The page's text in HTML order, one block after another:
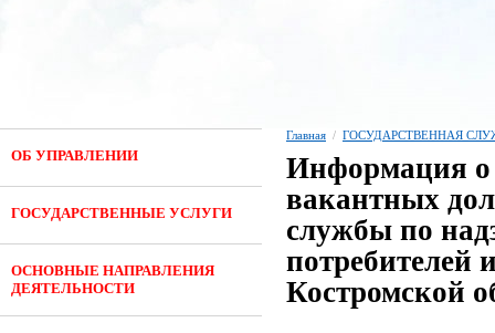
ОБ УПРАВЛЕНИИ
ГОСУДАРСТВЕННЫЕ УСЛУГИ
ОСНОВНЫЕ НАПРАВЛЕНИЯ
ДЕЯТЕЛЬНОСТИ
Главная / ГОСУДАРСТВЕННАЯ
Информация о
вакантных
службы по
потребителей
Костромской